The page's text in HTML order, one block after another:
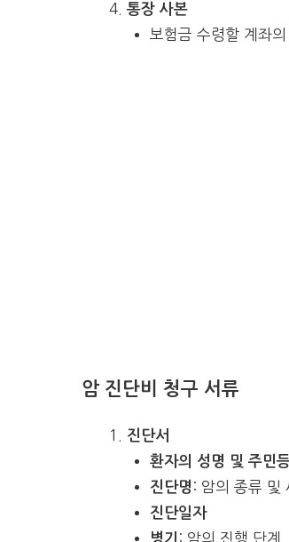
통장 사본
보험금 수령할 계좌
암 진단비 청구 서류
진단서
환자의 성명 및 주민
진단명 : 암의 종류 및
진단일자
병기 : 암의 진행 단계